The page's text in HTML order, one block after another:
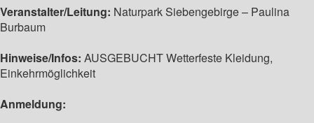
Veranstalter/Leitung: Naturpark Siebengebirge – Paulina
Burbaum
Hinweise/Infos: AUSGEBUCHT Wetterfeste Kleidung,
Einkehrmöglichkeit
Anmeldung: